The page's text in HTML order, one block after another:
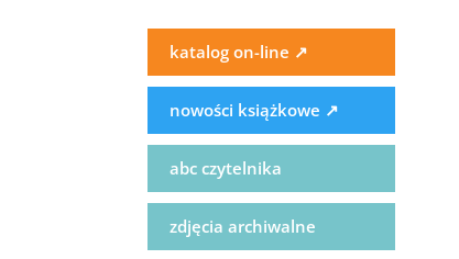
katalog on-line ↗
nowości książkowe ↗
abc czytelnika
zdjęcia archiwalne